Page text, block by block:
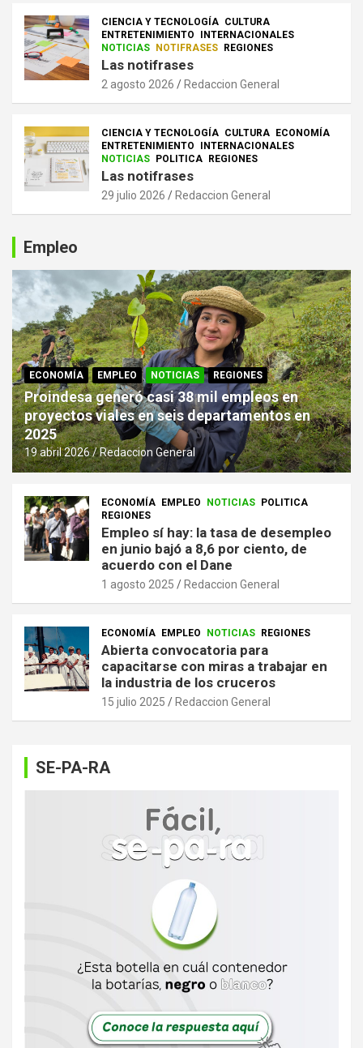
CIENCIA Y TECNOLOGÍA CULTURA
ENTRETENIMIENTO
INTERNACIONALES
NOTICIAS NOTIFRASES REGIONES
Las notifrases
2 agosto 2026 Redaccion General
CIENCIA Y TECNOLOGÍA CULTURA ECONOMÍA
ENTRETENIMIENTO
INTERNACIONALES
NOTICIAS POLITICA REGIONES
Las notifrases
29 julio 2026 Redaccion General
Empleo
ECONOMÍA EMPLEO NOTICIAS REGIONES
Proindesa generó casi 38 mil empleos en
proyectos viales en seis departamentos en
2025
19 abril 2026 Redaccion General
ECONOMÍA EMPLEO NOTICIAS
POLITICA
REGIONES
Empleo sí hay: la tasa de desempleo
en junio bajó a 8,6 por ciento, de
acuerdo con el Dane
1 agosto 2025 Redaccion General
ECONOMÍA EMPLEO NOTICIAS REGIONES
Abierta convocatoria para
capacitarse con miras a trabajar en
la industria de los cruceros
15 julio 2025 Redaccion General
SE-PA-RA